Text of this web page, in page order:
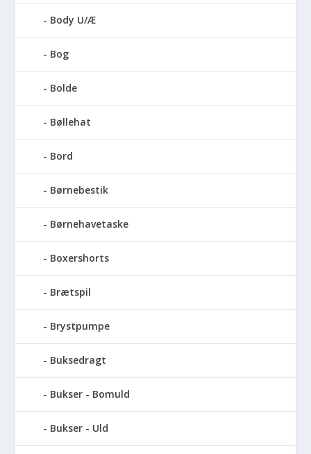
Body U/Æ
Bog
Bolde
Bøllehat
Bord
Børnebestik
Børnehavetaske
Boxershorts
Brætspil
Brystpumpe
Buksedragt
Bukser - Bomuld
Bukser - Uld